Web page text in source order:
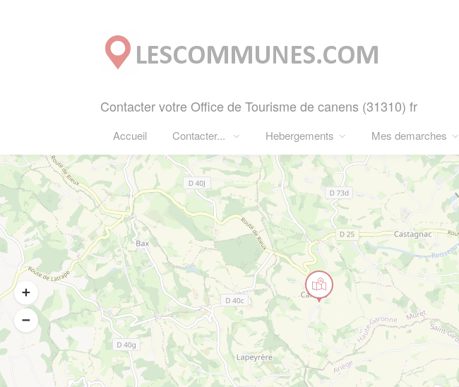
Contacter votre Office de Tourisme de canens (31310) fr
Accueil Contacter... Hebergements Mes demarches